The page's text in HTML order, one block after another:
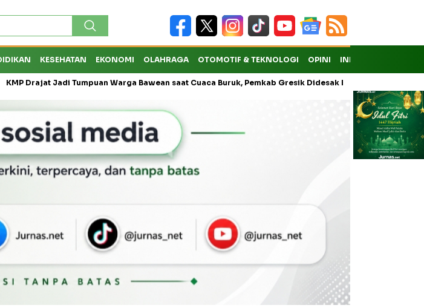
KESEHATAN EKONOMI OLAHRAGA OTOMOTIF & TEKNOLOGI OPINI INDEKS
Jadi Tumpuan Warga Bawean saat Cuaca Buruk, Pemkab Gresik Didesak Buka Layanan Reguler